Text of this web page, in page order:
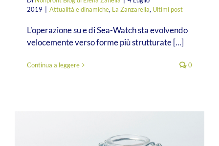
2019
Attualità e dinamiche, La Zanzarella, Ultimi post
L’operazione su e di Sea-Watch sta evolvendo
velocemente verso forme più strutturate [...]
Continua a leggere 0